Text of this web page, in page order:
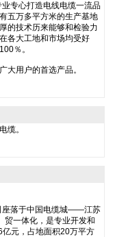
专心打造电线电缆一流品
五万多平方米的生产基地
的技术历来能够和检验力
各大工地和市场均受好
％。
用户的首选产品。
缆。
落于中国电缆城——江苏
贸一体化，是专业开发和
元，占地面积20万平方